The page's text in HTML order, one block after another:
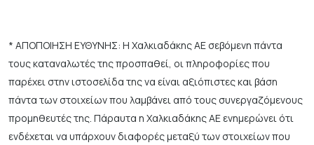
* ΑΠΟΠΟΙΗΣΗ ΕΥΘΥΝΗΣ: Η Χαλκιαδάκης ΑΕ σεβόμενη πάντα
τους καταναλωτές της προσπαθεί, οι πληροφορίες που
παρέχει στην ιστοσελίδα της να είναι αξιόπιστες και βάση
πάντα των στοιχείων που λαμβάνει από τους συνεργαζόμενους
προμηθευτές της. Πάραυτα η Χαλκιαδάκης ΑΕ ενημερώνει ότι
ενδέχεται να υπάρχουν διαφορές μεταξύ των στοιχείων που